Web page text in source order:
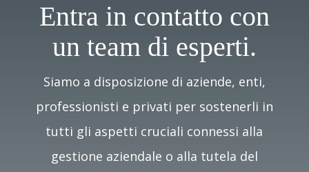
Entra in contatto con
un team di esperti.
Siamo a disposizione di aziende, enti,
professionisti e privati per sostenerli in
tutti gli aspetti cruciali connessi alla
gestione aziendale o alla tutela del